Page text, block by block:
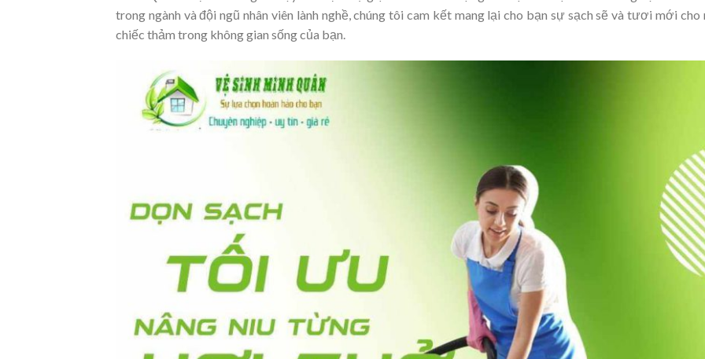
trong ngành và đội ngũ nhân viên lành nghề, chúng tôi cam kết mang lại cho bạn sự sạch sẽ và tươi mới cho
chiếc thảm trong không gian sống của bạn.